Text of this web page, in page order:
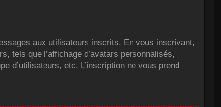
aux utilisateurs inscrits. En vous inscrivant,
tels que l’affichage d’avatars personnalisés,
d’utilisateurs, etc. L’inscription ne vous prend